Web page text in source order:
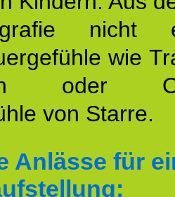
nicht
wie
oder
von Starre.
Anlässe für